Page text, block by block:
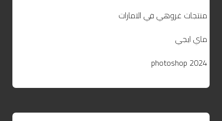
منتجات غروهي في الامارات
ماي ايجي
photoshop 2024